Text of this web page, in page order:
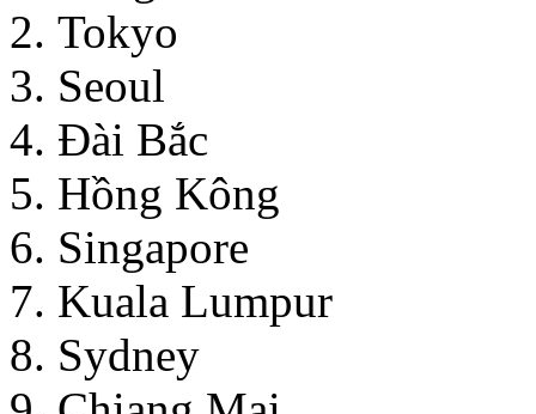
Tokyo
Seoul
Đài Bắc
Hồng Kông
Singapore
Kuala Lumpur
Sydney